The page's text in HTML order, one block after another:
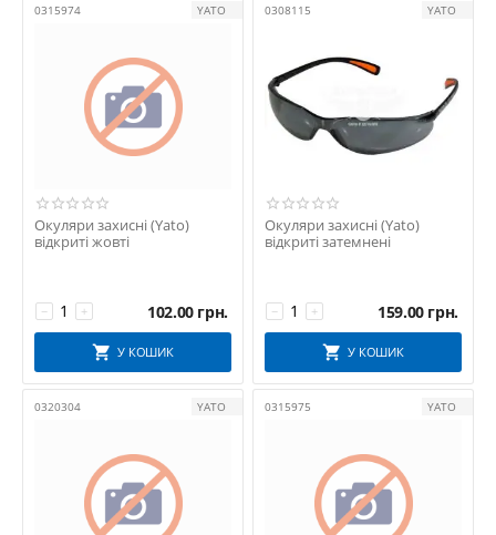
0315974 YATO
Окуляри захисні (Yato)
відкриті жовті
+
− 102.00 грн.
У КОШИК
0308115 YATO
Окуляри захисні (Yato)
відкриті затемнені
+
− 159.00 грн.
У КОШИК
0320304 YATO 0315975 YATO